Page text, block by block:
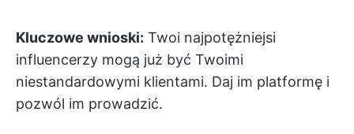
Kluczowe wnioski: Twoi najpotężniejsi
influencerzy mogą już być Twoimi
niestandardowymi klientami. Daj im platformę i
pozwól im prowadzić.